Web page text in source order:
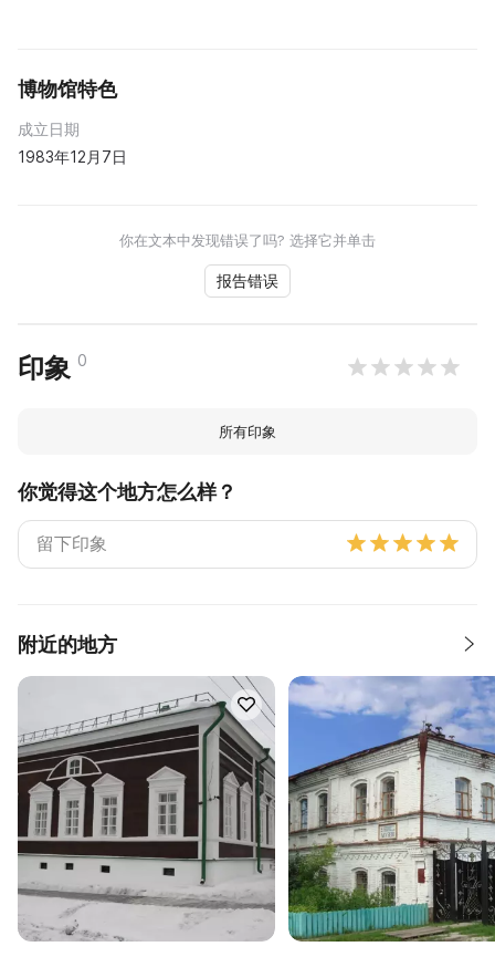
博物馆特色
成立日期
1983年12月7日
你在文本中发现错误了吗? 选择它并单击
报告错误
印象 0
所有印象
你觉得这个地方怎么样？
附近的地方